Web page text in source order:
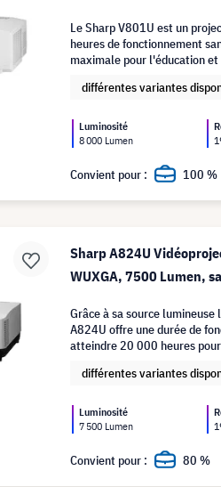
Le Sharp V801U est un
heures de fonctionnement
maximale pour l'éducation
différentes variantes
Luminosité
8 000 Lumen
Convient pour : 100 %
Sharp A824U
WUXGA, 7500 Lumen,
Grâce à sa source
A824U offre une durée de
atteindre 20 000 heures
différentes variantes
Luminosité
7 500 Lumen
Convient pour : 80 %